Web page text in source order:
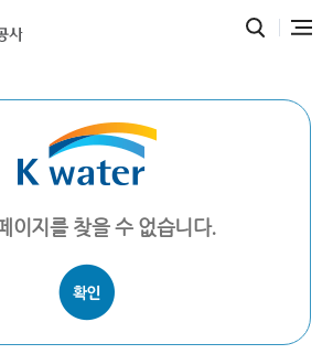
이지를 찾을 수 없습니다.